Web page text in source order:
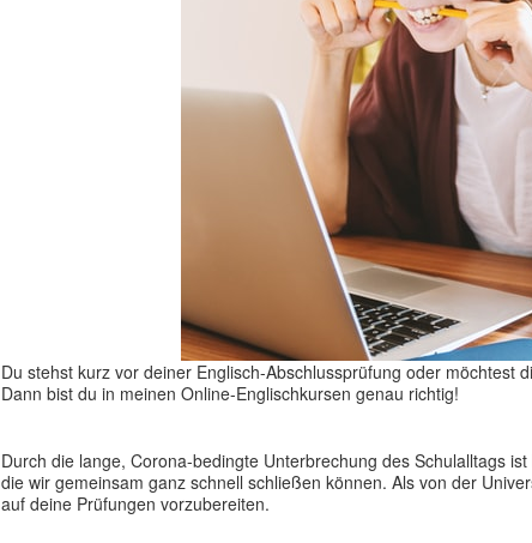
Du stehst kurz vor deiner Englisch-Abschlussprüfung oder
Dann bist du in meinen Online-Englischkursen genau richtig!
Durch die lange, Corona-bedingte Unterbrechung des Schulalltags
die wir gemeinsam ganz schnell schließen können. Als von der
auf deine Prüfungen vorzubereiten.